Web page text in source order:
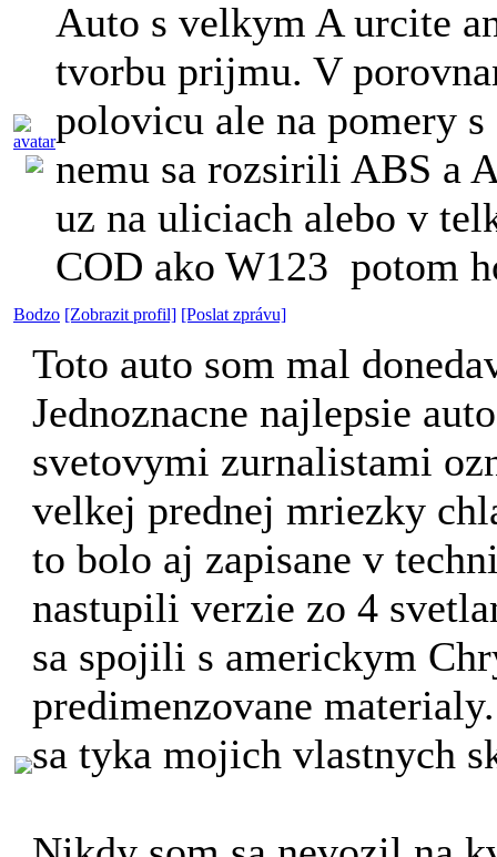
Auto s velkym A urcite
tvorbu prijmu. V
polovicu ale na pomery
nemu sa rozsirili ABS a
uz na uliciach alebo v
COD ako W123 potom
Bodzo [Zobrazit profil] [Poslat zprávu]
Toto auto som mal
Jednoznacne najlepsie
svetovymi zurnalistami
velkej prednej mriezky
to bolo aj zapisane v
nastupili verzie zo 4
sa spojili s americkym
predimenzovane
sa tyka mojich vlastnych